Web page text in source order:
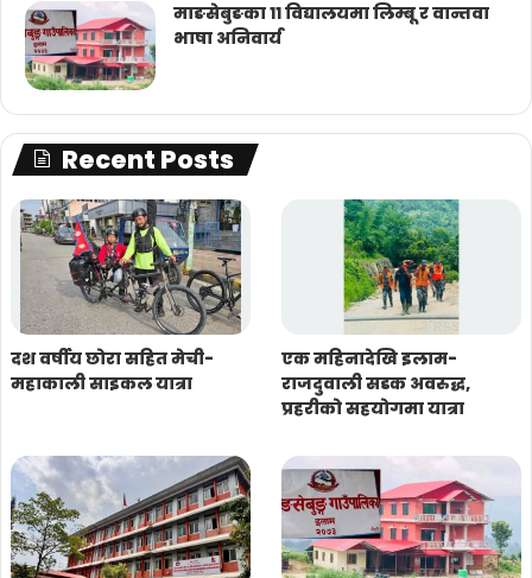
माङसेबुङका ११ विद्यालयमा लिम्बू र वान्तवा
भाषा अनिवार्य
Recent Posts
दश वर्षीय छोरा सहित मेची-
महाकाली साइकल यात्रा
एक महिनादेखि इलाम-
राजदुवाली सडक अवरुद्ध,
प्रहरीको सहयोगमा यात्रा